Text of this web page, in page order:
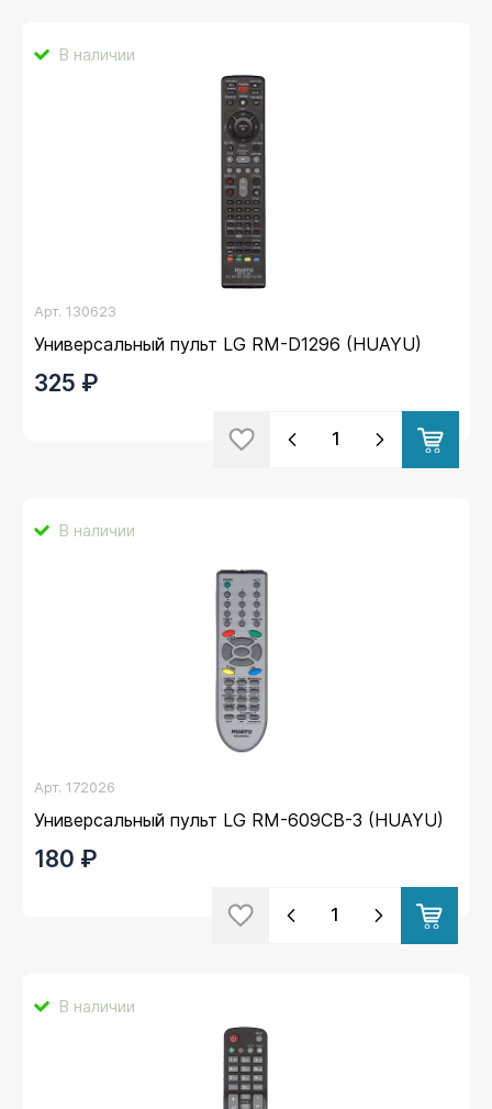
В наличии
Арт. 130623
Универсальный пульт LG RM-D1296 (HUAYU)
325 ₽
В наличии
Арт. 172026
Универсальный пульт LG RM-609CB-3 (HUAYU)
180 ₽
В наличии